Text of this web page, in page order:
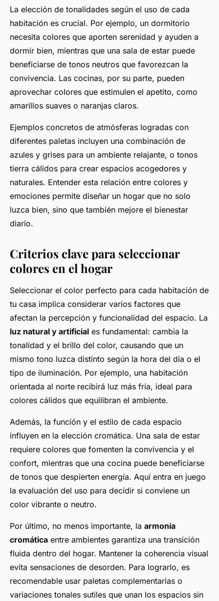
La elección de tonalidades según el uso de cada
habitación es crucial. Por ejemplo, un dormitorio
necesita colores que aporten serenidad y ayuden a
dormir bien, mientras que una sala de estar puede
beneficiarse de tonos neutros que favorezcan la
convivencia. Las cocinas, por su parte, pueden
aprovechar colores que estimulen el apetito, como
amarillos suaves o naranjas claros.
Ejemplos concretos de atmósferas logradas con
diferentes paletas incluyen una combinación de
azules y grises para un ambiente relajante, o tonos
tierra cálidos para crear espacios acogedores y
naturales. Entender esta relación entre colores y
emociones permite diseñar un hogar que no solo
luzca bien, sino que también mejore el bienestar
diario.
Criterios clave para seleccionar
colores en el hogar
Seleccionar el color perfecto para cada habitación de
tu casa implica considerar varios factores que
afectan la percepción y funcionalidad del espacio. La
luz natural y artificial es fundamental: cambia la
tonalidad y el brillo del color, causando que un
mismo tono luzca distinto según la hora del día o el
tipo de iluminación. Por ejemplo, una habitación
orientada al norte recibirá luz más fría, ideal para
colores cálidos que equilibran el ambiente.
Además, la función y el estilo de cada espacio
influyen en la elección cromática. Una sala de estar
requiere colores que fomenten la convivencia y el
confort, mientras que una cocina puede beneficiarse
de tonos que despierten energía. Aquí entra en juego
la evaluación del uso para decidir si conviene un
color vibrante o neutro.
Por último, no menos importante, la armonía
cromática entre ambientes garantiza una transición
fluida dentro del hogar. Mantener la coherencia visual
evita sensaciones de desorden. Para lograrlo, es
recomendable usar paletas complementarias o
variaciones tonales sutiles que unan los espacios sin